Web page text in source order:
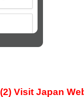
(2) Visit Japan